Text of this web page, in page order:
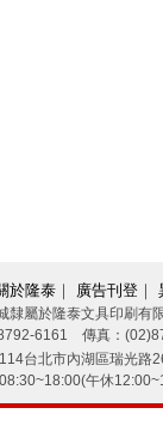
於隆泰 ｜ 廣告刊登 ｜
隸屬於隆泰文具印刷有
6161 傳真：
台北市內湖區瑞光路
午休